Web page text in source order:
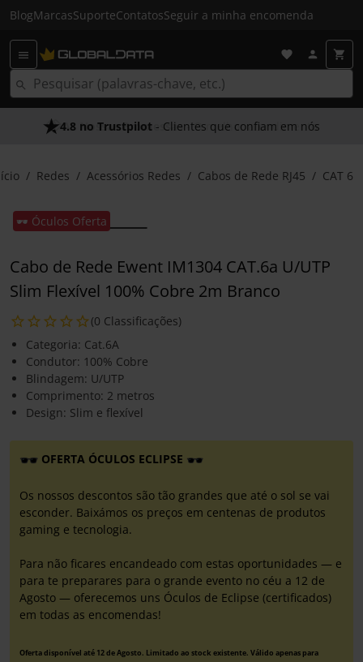
BlogMarcasSuporteContatosSeguir a minha encomenda
4.8 no Trustpilot - Clientes que confiam em nós
Redes Acessórios Redes Cabos de Rede RJ45 CAT 6
🕶️ Óculos Oferta
Cabo de Rede Ewent IM1304 CAT.6a U/UTP
Slim Flexível 100% Cobre 2m Branco
(0 Classificações)
Categoria: Cat.6A
Condutor: 100% Cobre
Blindagem: U/UTP
Comprimento: 2 metros
Design: Slim e flexível
OFERTA ÓCULOS ECLIPSE
Os nossos descontos são tão grandes que até o sol se vai
esconder. Baixámos os preços em centenas de produtos
gaming e tecnologia.
Para não ficares encandeado com estas oportunidades — e
para te preparares para o grande evento no céu a 12 de
Agosto — oferecemos uns Óculos de Eclipse (certificados)
em todas as encomendas!
Oferta disponível até 12 de Agosto. Limitado ao stock existente. Válido apenas para